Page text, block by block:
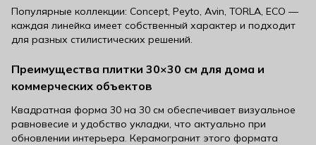
Популярные коллекции: Concept, Peyto, Avin, TORLA, ECO —
каждая линейка имеет собственный характер и подходит
для разных стилистических решений.
Преимущества плитки 30×30 см для дома и
коммерческих объектов
Квадратная форма 30 на 30 см обеспечивает визуальное
равновесие и удобство укладки, что актуально при
обновлении интерьера. Керамогранит этого формата